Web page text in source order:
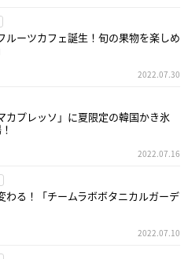
ルーツカフェ誕生！旬の果物を楽しめ
2022.07.30
カプレッソ」に夏限定の韓国かき氷
2022.07.16
わる！「チームラボボタニカルガーデ
2022.07.10